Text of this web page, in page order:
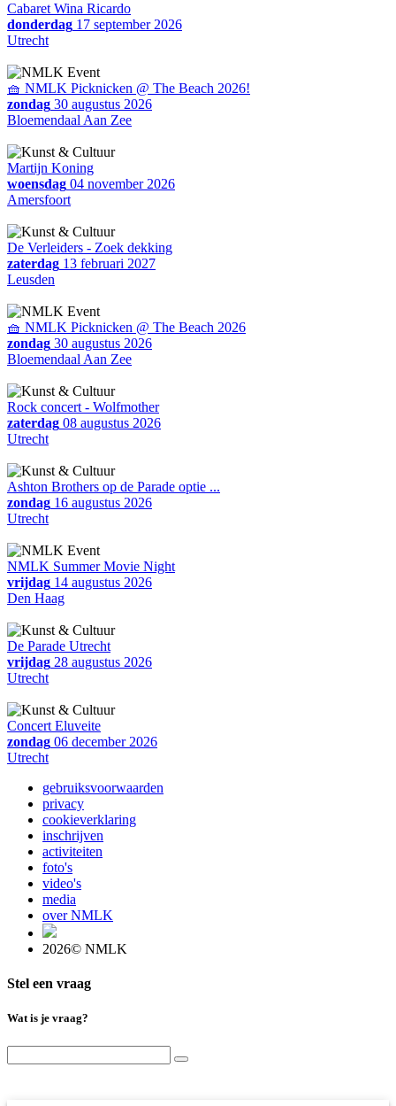
Cabaret Wina Ricardo
donderdag 17 september 2026
Utrecht
🧺 NMLK Picknicken @ The Beach 2026!
zondag 30 augustus 2026
Bloemendaal Aan Zee
Martijn Koning
woensdag 04 november 2026
Amersfoort
De Verleiders - Zoek dekking
zaterdag 13 februari 2027
Leusden
🧺 NMLK Picknicken @ The Beach 2026
zondag 30 augustus 2026
Bloemendaal Aan Zee
Rock concert - Wolfmother
zaterdag 08 augustus 2026
Utrecht
Ashton Brothers op de Parade optie ...
zondag 16 augustus 2026
Utrecht
NMLK Summer Movie Night
vrijdag 14 augustus 2026
Den Haag
De Parade Utrecht
vrijdag 28 augustus 2026
Utrecht
Concert Eluveite
zondag 06 december 2026
Utrecht
gebruiksvoorwaarden
privacy
cookieverklaring
inschrijven
activiteiten
foto's
video's
media
over NMLK
2026© NMLK
Stel een vraag
Wat is je vraag?